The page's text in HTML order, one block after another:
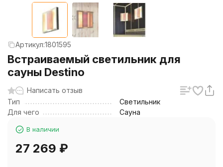
Артикул:1801595
Встраиваемый светильник для
сауны Destino
Написать отзыв
Тип
Светильник
Для чего
Сауна
В наличии
27 269 ₽